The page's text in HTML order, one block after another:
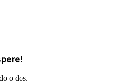
o dos.